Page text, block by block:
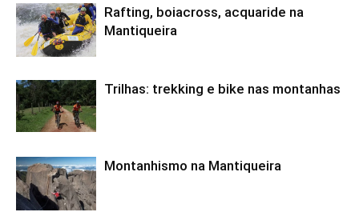
Rafting, boiacross, acquaride na
Mantiqueira
Trilhas: trekking e bike nas montanhas
Montanhismo na Mantiqueira